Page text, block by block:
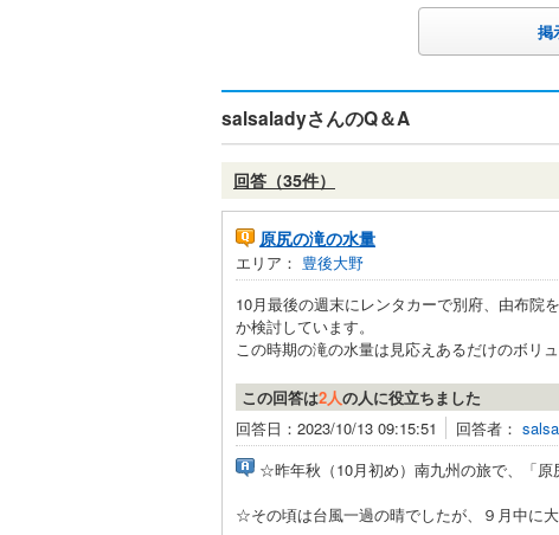
掲
salsaladyさんのQ＆A
回答（35件）
原尻の滝の水量
エリア： 豊後大野
10月最後の週末にレンタカーで別府、由布院
か検討しています。
この時期の滝の水量は見応えあるだけのボリ
この回答は2人の人に役立ちました
回答日：2023/10/13 09:15:51
回答者：
☆昨年秋（10月初め）南九州の旅で、「原
☆その頃は台風一過の晴でしたが、９月中に